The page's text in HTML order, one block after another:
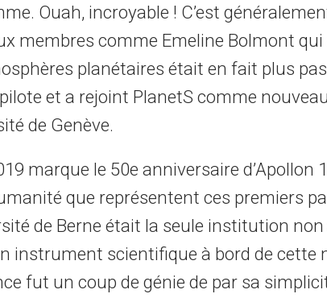
Ouah, incroyable ! C’est
membres comme Emeline Bolmont qui
planétaires était en fait plus
et a rejoint PlanetS comme
de Genève.
marque le 50e anniversaire d’Apollon
que représentent ces premiers
de Berne était la seule institution
instrument scientifique à bord de cette
fut un coup de génie de par sa